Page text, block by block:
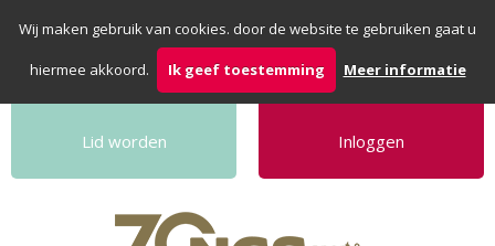
Wij maken gebruik van cookies. door de website te gebruiken gaat u
hiermee akkoord. Ik geef toestemming Meer informatie
Lid worden Inloggen